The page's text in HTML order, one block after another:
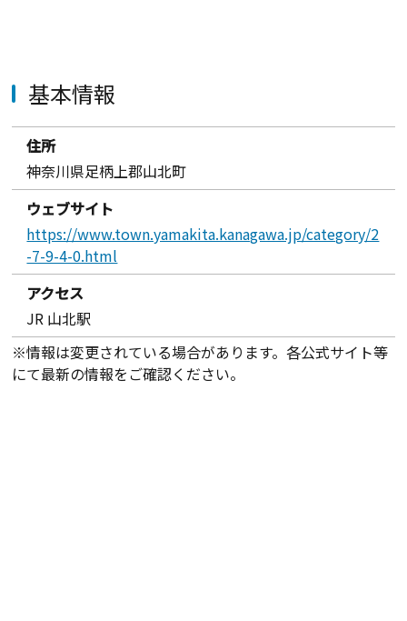
基本情報
住所
神奈川県足柄上郡山北町
ウェブサイト
https://www.town.yamakita.kanagawa.jp/category/2
-7-9-4-0.html
アクセス
JR 山北駅
※情報は変更されている場合があります。各公式サイト等
にて最新の情報をご確認ください。